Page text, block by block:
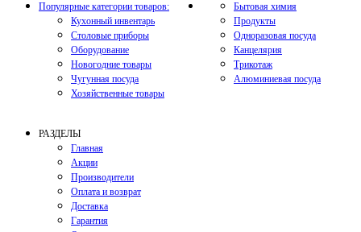
Популярные категории товаров:
Кухонный инвентарь
Столовые приборы
Оборудование
Новогодние товары
Чугунная посуда
Хозяйственные товары
Бытовая химия
Продукты
Одноразовая посуда
Канцелярия
Трикотаж
Алюминиевая посуда
РАЗДЕЛЫ
Главная
Акции
Производители
Оплата и возврат
Доставка
Гарантия